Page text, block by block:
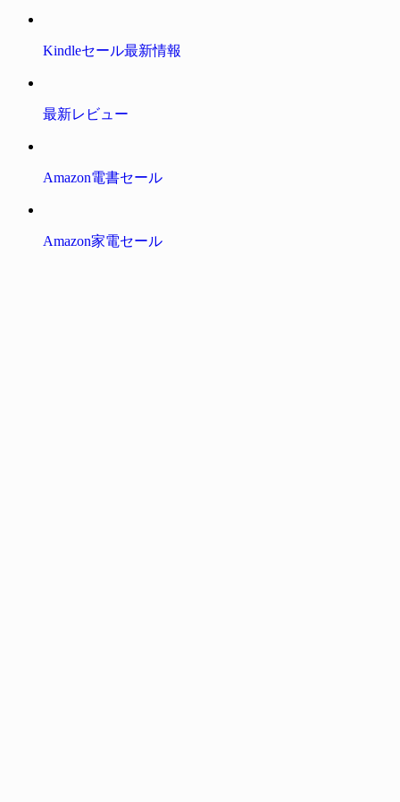
Kindleセール最新情報
最新レビュー
Amazon電書セール
Amazon家電セール